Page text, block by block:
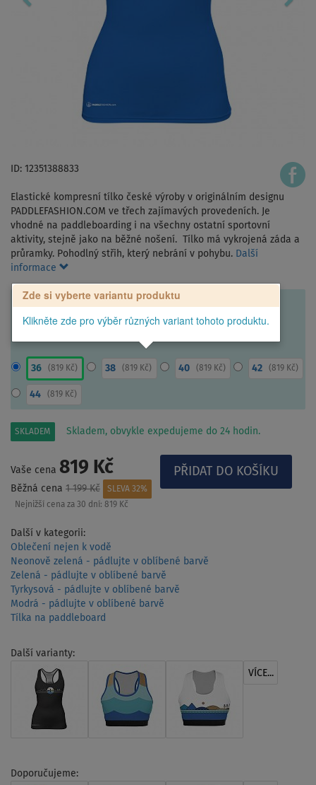
ID: 12351388833
Elastické kompresní tílko české výroby v originálním designu
PADDLEFASHION.COM ve třech zajímavých provedeních. Je
vhodné na paddleboarding i na všechny ostatní sportovní
aktivity, stejně jako na běžné nošení. Tílko má vykrojená záda a
průramky. Pohodlný střih, který nebrání v pohybu. Další
informace
Zde si vyberte variantu produktu
Klikněte zde pro výběr různých variant tohoto produktu.
36 (819 Kč) 38 (819 Kč) 40 (819 Kč) 42 (819 Kč)
44 (819 Kč)
SKLADEM Skladem, obvykle expedujeme do 24 hodin.
Vaše cena 819 Kč
Běžná cena 1 199 Kč
SLEVA 32%
Nejnižší cena za 30 dní: 819 Kč
Další v kategorii:
Oblečení nejen k vodě
Neonově zelená - pádlujte v oblíbené barvě
Zelená - pádlujte v oblíbené barvě
Tyrkysová - pádlujte v oblíbené barvě
Modrá - pádlujte v oblíbené barvě
Tílka na paddleboard
Další varianty:
VÍCE...
Doporučujeme: